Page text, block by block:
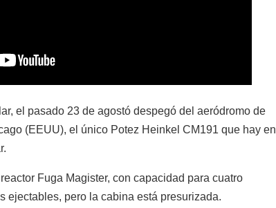
el pasado 23 de agostó despegó del aeródromo de
(EEUU), el único Potez Heinkel CM191 que hay en
Fuga Magister, con capacidad para cuatro
ejectables, pero la cabina está presurizada.